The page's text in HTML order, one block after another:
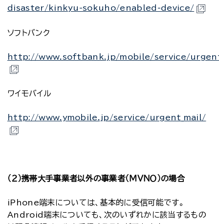
disaster/kinkyu-sokuho/enabled-device/
ソフトバンク
http://www.softbank.jp/mobile/service/
ワイモバイル
http://www.ymobile.jp/service/urgent_mail/
（２）携帯大手事業者以外の事業者（ＭＶＮＯ）の場合
iPhone端末については、基本的に受信可能です。
Android端末についても、次のいずれかに該当するもの